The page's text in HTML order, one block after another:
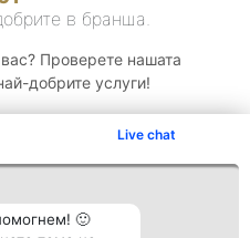
Live chat
🙂
в бранша.
Проверете нашата
добрите услуги!